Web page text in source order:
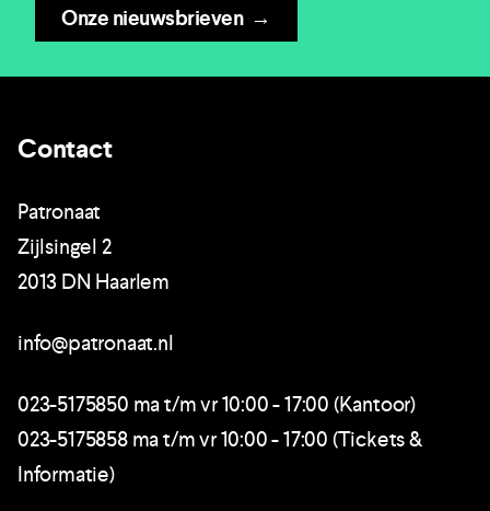
Onze nieuwsbrieven→
Contact
Patronaat
Zijlsingel 2
2013 DN Haarlem
info@patronaat.nl
023-5175850 ma t/m vr 10:00 - 17:00 (Kantoor)
023-5175858 ma t/m vr 10:00 - 17:00 (Tickets &
Informatie)